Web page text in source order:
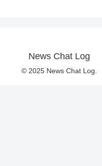
News Chat Log
© 2025 News Chat Log.